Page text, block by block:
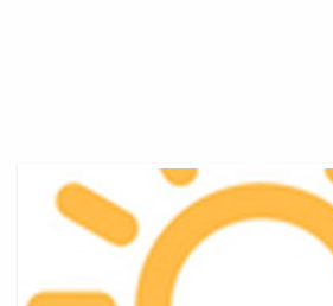
Noces